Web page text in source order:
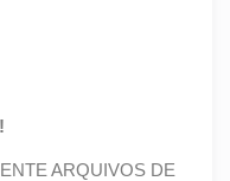
ARQUIVOS DE